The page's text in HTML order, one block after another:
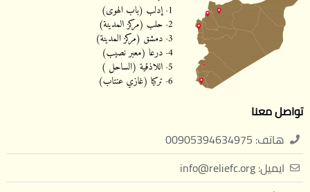
تواصل معنا
هاتف: 00905394634975
ايميل: info@reliefc.org